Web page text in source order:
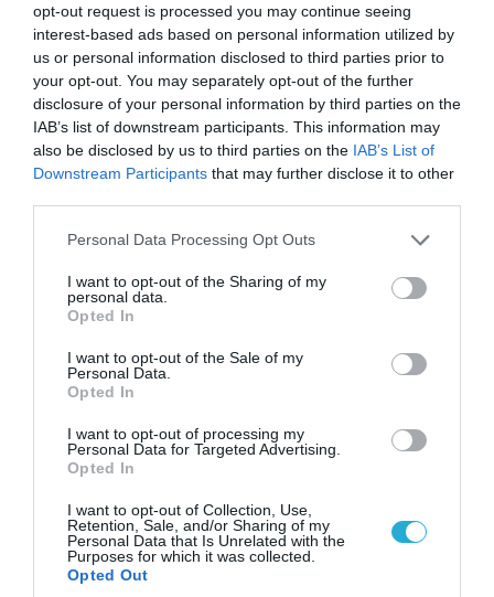
opt-out request is processed you may continue seeing
interest-based ads based on personal information utilized by
us or personal information disclosed to third parties prior to
your opt-out. You may separately opt-out of the further
disclosure of your personal information by third parties on the
IAB’s list of downstream participants. This information may
also be disclosed by us to third parties on the IAB’s List of
Downstream Participants that may further disclose it to other
Please note that this website/app uses one or more Google
not limited to your visit or usage behaviour. You may click to
grant or deny consent to Google and its third-party tags to
use your data for below specified purposes in below Google
consent section.
Personal Data Processing Opt Outs
I want to opt-out of the Sharing of my
personal data.
Opted In
I want to opt-out of the Sale of my
Personal Data.
Opted In
I want to opt-out of processing my
Personal Data for Targeted Advertising.
Opted In
I want to opt-out of Collection, Use,
Retention, Sale, and/or Sharing of my
Personal Data that Is Unrelated with the
Purposes for which it was collected.
Opted Out
06.08.2026 | 00:02
Θορυβήθηκαν οι Ουκρανοί με τις δηλώσεις
Ρώσου υποπτέραρχου: «S-400 κατέρριψαν 10
MiG-29 σε μόλις μια μέρα!»
Αναδιάταξη για τον ρωσικό Στρατό στο
Ντονμπάς με εντολή Πούτιν: Οι αλλαγές στη